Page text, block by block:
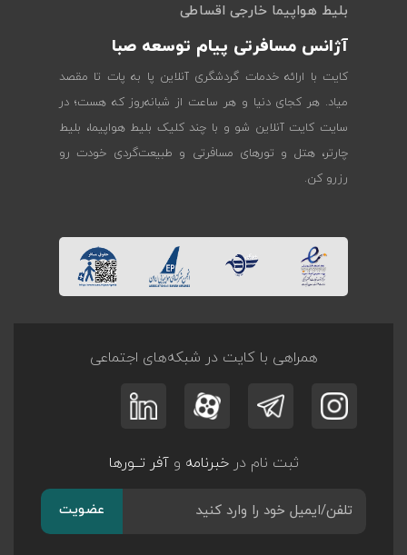
بلیط هواپیما خارجی اقساطی
آژانس مسافرتی پیام توسعه صبا
کایت با ارائه خدمات گردشگری آنلاین پا به پات تا مقصد
میاد. هر کجای دنیا و هر ساعت از شبانه‌روز که هست؛ در
سایت کایت آنلاین شو و با چند کلیک بلیط هواپیما، بلیط
چارتر، هتل و تورهای مسافرتی و طبیعت‌گردی خودت رو
رزرو کن.
همراهی با کایت در شبکه‌های اجتماعی
ثبت نام درخبرنامه وآفر تــورها
عضویت